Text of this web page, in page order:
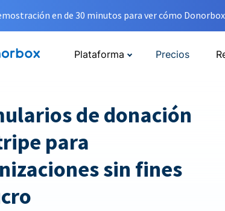
en de 30 minutos para ver cómo
Plataforma Precios
de donación
para
sin fines